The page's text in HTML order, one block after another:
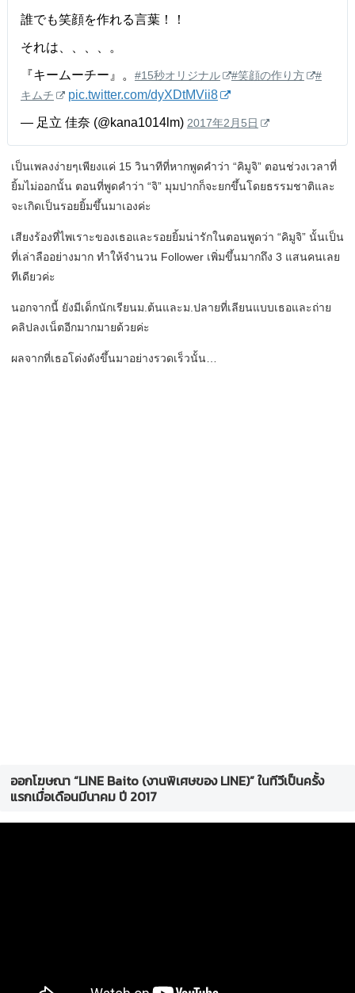
誰でも笑顔を作れる言葉！！
それは、、、、。
『キームーチー』。 #15秒オリジナル #笑顔の作り方
#
キムチ
pic.twitter.com/dyXDtMVii8
— 足立 佳奈 (@kana1014lm) 2017年2月5日
เป็นเพลงง่ายๆเพียงแค่ 15 วินาทีที่หากพูดคำว่า “คิมูจิ” ตอนช่วงเวลาที่
ยิ้มไม่ออกนั้น ตอนที่พูดคำว่า “จิ” มุมปากก็จะยกขึ้นโดยธรรมชาติและ
จะเกิดเป็นรอยยิ้มขึ้นมาเองค่ะ
เสียงร้องที่ไพเราะของเธอและรอยยิ้มน่ารักในตอนพูดว่า “คิมูจิ” นั้นเป็น
ที่เล่าลืออย่างมาก ทำให้จำนวน Follower เพิ่มขึ้นมากถึง 3 แสนคนเลย
ทีเดียวค่ะ
นอกจากนี้ ยังมีเด็กนักเรียนม.ต้นและม.ปลายที่เลียนแบบเธอและถ่าย
คลิปลงเน็ตอีกมากมายด้วยค่ะ
ผลจากที่เธอโด่งดังขึ้นมาอย่างรวดเร็วนั้น…
ออกโฆษณา “LINE Baito (งานพิเศษของ LINE)” ในทีวีเป็นครั้ง
แรกเมื่อเดือนมีนาคม ปี 2017